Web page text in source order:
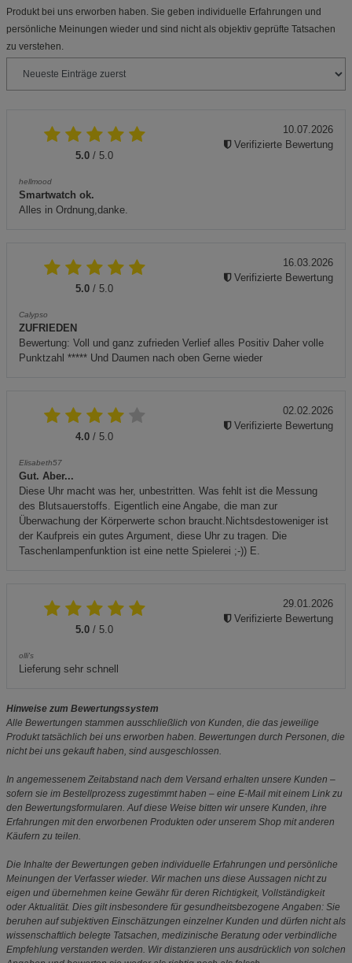
Produkt bei uns erworben haben. Sie geben individuelle Erfahrungen und
persönliche Meinungen wieder und sind nicht als objektiv geprüfte Tatsachen
zu verstehen.
5.0 / 5.0
hellmood
Smartwatch ok.
Alles in Ordnung,danke.
10.07.2026
Verifizierte Bewertung
5.0 / 5.0
Calypso
ZUFRIEDEN
Bewertung: Voll und ganz zufrieden Verlief alles Positiv Daher volle
Punktzahl ***** Und Daumen nach oben Gerne wieder
16.03.2026
Verifizierte Bewertung
4.0 / 5.0
Elisabeth57
Gut. Aber...
Diese Uhr macht was her, unbestritten. Was fehlt ist die Messung
des Blutsauerstoffs. Eigentlich eine Angabe, die man zur
Überwachung der Körperwerte schon braucht.Nichtsdestoweniger ist
der Kaufpreis ein gutes Argument, diese Uhr zu tragen. Die
Taschenlampenfunktion ist eine nette Spielerei ;-)) E.
02.02.2026
Verifizierte Bewertung
5.0 / 5.0
olli's
Lieferung sehr schnell
29.01.2026
Verifizierte Bewertung
Hinweise zum Bewertungssystem
Alle Bewertungen stammen ausschließlich von Kunden, die das jeweilige
Produkt tatsächlich bei uns erworben haben. Bewertungen durch Personen, die
nicht bei uns gekauft haben, sind ausgeschlossen.
In angemessenem Zeitabstand nach dem Versand erhalten unsere Kunden –
sofern sie im Bestellprozess zugestimmt haben – eine E-Mail mit einem Link zu
den Bewertungsformularen. Auf diese Weise bitten wir unsere Kunden, ihre
Erfahrungen mit den erworbenen Produkten oder unserem Shop mit anderen
Käufern zu teilen.
Die Inhalte der Bewertungen geben individuelle Erfahrungen und persönliche
Meinungen der Verfasser wieder. Wir machen uns diese Aussagen nicht zu
eigen und übernehmen keine Gewähr für deren Richtigkeit, Vollständigkeit
oder Aktualität. Dies gilt insbesondere für gesundheitsbezogene Angaben: Sie
beruhen auf subjektiven Einschätzungen einzelner Kunden und dürfen nicht als
wissenschaftlich belegte Tatsachen, medizinische Beratung oder verbindliche
Empfehlung verstanden werden. Wir distanzieren uns ausdrücklich von solchen